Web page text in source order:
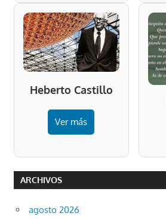
Heberto Castillo
Ver más
ARCHIVOS
agosto 2026